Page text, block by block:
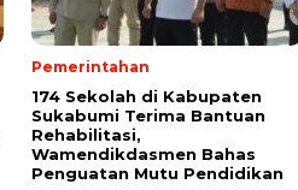
Pemerintahan
174 Sekolah di Kabupaten
Sukabumi Terima Bantuan
Rehabilitasi,
Wamendikdasmen Bahas
Penguatan Mutu Pendidikan